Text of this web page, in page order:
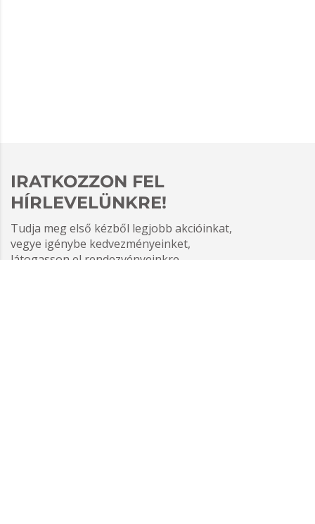
IRATKOZZON FEL
HÍRLEVELÜNKRE!
Tudja meg első kézből legjobb akcióinkat,
vegye igénybe kedvezményeinket,
látogasson el rendezvényeinkre.